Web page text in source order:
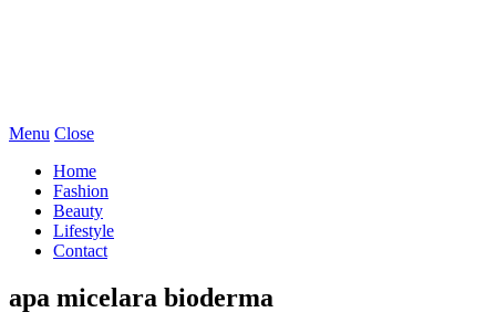
Menu Close
Home
Fashion
Beauty
Lifestyle
Contact
apa micelara bioderma